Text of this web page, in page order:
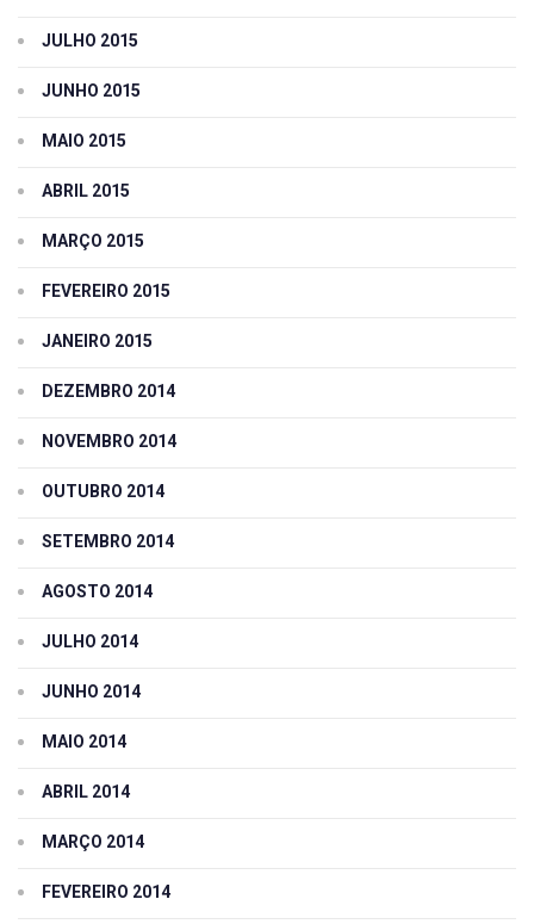
JULHO 2015
JUNHO 2015
MAIO 2015
ABRIL 2015
MARÇO 2015
FEVEREIRO 2015
JANEIRO 2015
DEZEMBRO 2014
NOVEMBRO 2014
OUTUBRO 2014
SETEMBRO 2014
AGOSTO 2014
JULHO 2014
JUNHO 2014
MAIO 2014
ABRIL 2014
MARÇO 2014
FEVEREIRO 2014